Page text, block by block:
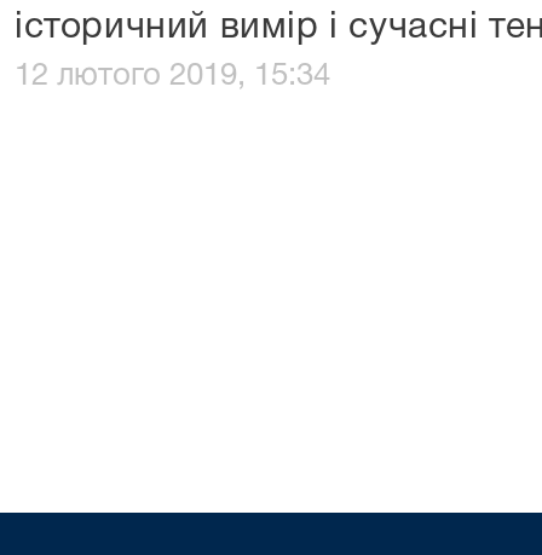
історичний вимір і сучасні
12 лютого 2019, 15:34